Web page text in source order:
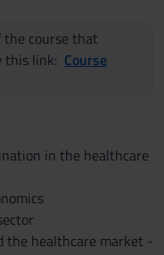
the course that
this link: Course
in the healthcare
the healthcare market -